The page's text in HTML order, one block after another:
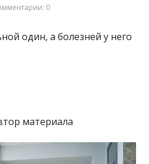
0
один, а болезней у него
материала